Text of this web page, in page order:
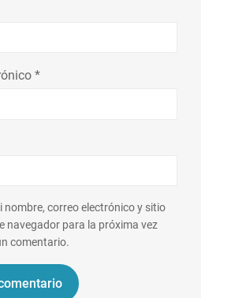
*
nombre, correo electrónico y sitio
navegador para la próxima vez
comentario.